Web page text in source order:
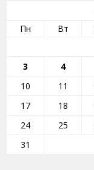
Пн
Вт
3
4
10
11
17
18
24
25
31